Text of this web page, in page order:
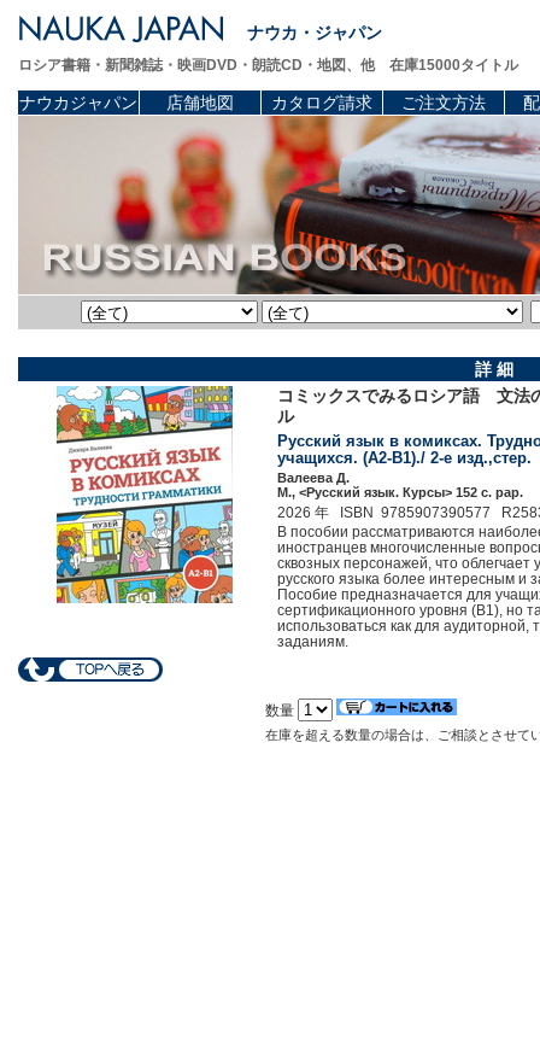
ナウカ・ジャパン
ロシア書籍・新聞雑誌・映画DVD・朗読CD・地図、他 在庫15000タイトル
ナウカジャパン 店舗地図 カタログ請求 ご注文方法
詳 細
コミックスでみるロシア語 文
ル
Русский язык в комиксах.
учащихся. (A2-B1)./ 2-е изд.,стер.
Валеева Д.
М., <Русский язык. Курсы> 152 c. pap.
2026 年 ISBN 9785907390577
В пособии рассматриваются
иностранцев многочисленные
сквозных персонажей, что
русского языка более интересным и
Пособие предназначается для
сертификационного уровня (В1), но
использоваться как для аудиторной,
заданиям.
数量
在庫を超える数量の場合は、ご相談とさせて